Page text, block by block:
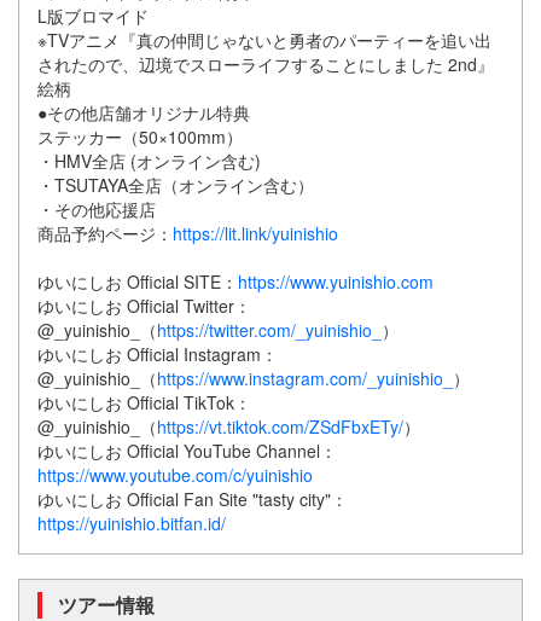
L版ブロマイド
※TVアニメ『真の仲間じゃないと勇者のパーティーを追い出
されたので、辺境でスローライフすることにしました 2nd』
絵柄
●その他店舗オリジナル特典
ステッカー（50×100mm）
・HMV全店 (オンライン含む)
・TSUTAYA全店（オンライン含む）
・その他応援店
商品予約ページ： https://lit.link/yuinishio
ゆいにしお Official SITE： https://www.yuinishio.com
ゆいにしお Official Twitter：
@_yuinishio_（https://twitter.com/_yuinishio_ ）
ゆいにしお Official Instagram：
@_yuinishio_（https://www.instagram.com/_yuinishio_ ）
ゆいにしお Official TikTok：
@_yuinishio_（https://vt.tiktok.com/ZSdFbxETy/）
ゆいにしお Official YouTube Channel：
https://www.youtube.com/c/yuinishio
ゆいにしお Official Fan Site "tasty city"：
https://yuinishio.bitfan.id/
ツアー情報